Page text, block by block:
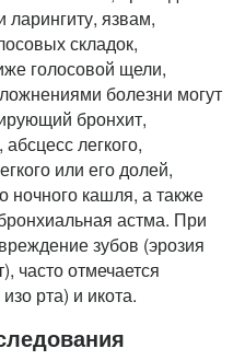
ларингиту, язвам,
складок,
голосовой щели,
болезни могут
бронхит,
легкого,
или его долей,
ночного кашля, а также
астма. При
зубов (эрозия
часто отмечается
рта) и икота.